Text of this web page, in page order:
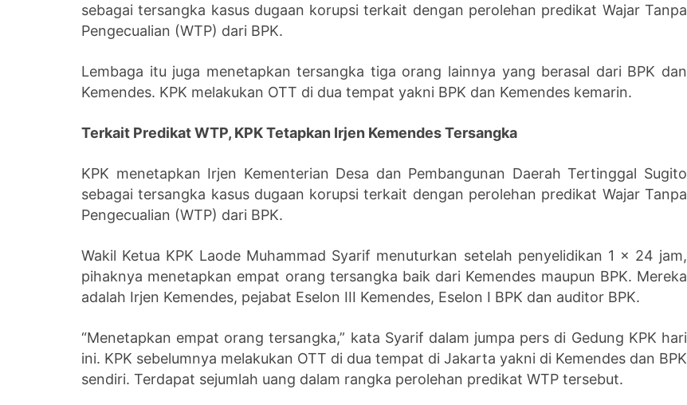
sebagai tersangka kasus dugaan korupsi terkait dengan perolehan predikat Wajar Tanpa
Pengecualian (WTP) dari BPK.
Lembaga itu juga menetapkan tersangka tiga orang lainnya yang berasal dari BPK dan
Kemendes. KPK melakukan OTT di dua tempat yakni BPK dan Kemendes kemarin.
Terkait Predikat WTP, KPK Tetapkan Irjen Kemendes Tersangka
KPK menetapkan Irjen Kementerian Desa dan Pembangunan Daerah Tertinggal Sugito
sebagai tersangka kasus dugaan korupsi terkait dengan perolehan predikat Wajar Tanpa
Pengecualian (WTP) dari BPK.
Wakil Ketua KPK Laode Muhammad Syarif menuturkan setelah penyelidikan 1 x 24 jam,
pihaknya menetapkan empat orang tersangka baik dari Kemendes maupun BPK. Mereka
adalah Irjen Kemendes, pejabat Eselon III Kemendes, Eselon I BPK dan auditor BPK.
“Menetapkan empat orang tersangka,” kata Syarif dalam jumpa pers di Gedung KPK hari
ini. KPK sebelumnya melakukan OTT di dua tempat di Jakarta yakni di Kemendes dan BPK
sendiri. Terdapat sejumlah uang dalam rangka perolehan predikat WTP tersebut.